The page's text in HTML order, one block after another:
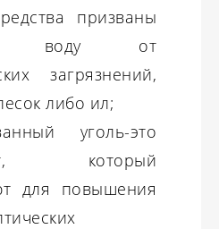
призваны
воду от
загрязнений,
либо ил;
уголь-это
который
для повышения